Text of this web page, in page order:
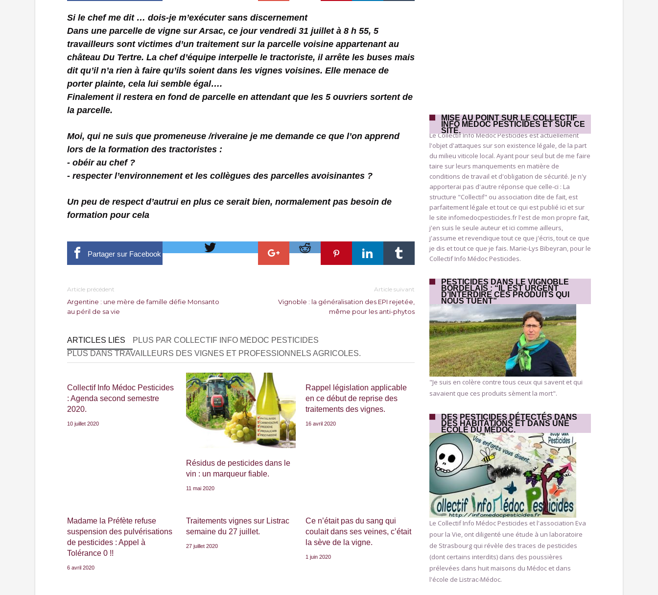
Si le chef me dit … dois-je m’exécuter sans discernement
Dans une parcelle de vigne sur Arsac, ce jour vendredi 31 juillet à 8 h 55, 5
travailleurs sont victimes d’un traitement sur la parcelle voisine appartenant au
château Du Tertre. La chef d’équipe interpelle le tractoriste, il arrête les buses mais
dit qu’il n’a rien à faire qu’ils soient dans les vignes voisines. Elle menace de
porter plainte, cela lui semble égal….
Finalement il restera en fond de parcelle en attendant que les 5 ouvriers sortent de
la parcelle.
Moi, qui ne suis que promeneuse /riveraine je me demande ce que l’on apprend
lors de la formation des tractoristes :
- obéir au chef ?
- respecter l’environnement et les collègues des parcelles avoisinantes ?
Un peu de respect d’autrui en plus ce serait bien, normalement pas besoin de
formation pour cela
Partager sur Facebook
Article précédent
Argentine : une mère de famille défie Monsanto
au péril de sa vie
Article suivant
Vignoble : la généralisation des EPI rejetée,
même pour les anti-phytos
ARTICLES LIÉS
PLUS PAR COLLECTIF INFO MÉDOC PESTICIDES
PLUS DANS TRAVAILLEURS DES VIGNES ET PROFESSIONNELS AGRICOLES.
Collectif Info Médoc Pesticides
: Agenda second semestre
2020.
10 juillet 2020
Résidus de pesticides dans le
vin : un marqueur fiable.
11 mai 2020
Rappel législation applicable
en ce début de reprise des
traitements des vignes.
16 avril 2020
Madame la Préfète refuse
suspension des pulvérisations
de pesticides : Appel à
Tolérance 0 !!
6 avril 2020
Traitements vignes sur Listrac
semaine du 27 juillet.
27 juillet 2020
Ce n’était pas du sang qui
coulait dans ses veines, c’était
la sève de la vigne.
1 juin 2020
MISE AU POINT SUR LE COLLECTIF
INFO MÉDOC PESTICIDES ET SUR CE
SITE.
Le Collectif Info Médoc Pesticides est actuellement
l'objet d'attaques sur son existence légale, de la part
du milieu viticole local. Ayant pour seul but de me faire
taire sur leurs manquements en matière de
conditions de travail et d'obligation de sécurité. Je n'y
apporterai pas d'autre réponse que celle-ci : La
structure "Collectif" ou association dite de fait, est
parfaitement légale et tout ce qui est publié ici et sur
le site infomedocpesticides.fr l'est de mon propre fait,
j'en suis le seule auteur et ici comme ailleurs,
j'assume et revendique tout ce que j'écris, tout ce que
je dis et tout ce que je fais. Marie-Lys Bibeyran, pour le
Collectif Info Médoc Pesticides.
PESTICIDES DANS LE VIGNOBLE
BORDELAIS : “IL EST URGENT
D’INTERDIRE CES PRODUITS QUI
NOUS TUENT”
"Je suis en colère contre tous ceux qui savent et qui
savaient que ces produits sèment la mort".
DES PESTICIDES DÉTECTÉS DANS
DES HABITATIONS ET DANS UNE
ÉCOLE DU MÉDOC.
Le Collectif Info Médoc Pesticides et l'association Eva
pour la Vie, ont diligenté une étude à un laboratoire
de Strasbourg qui révèle des traces de pesticides
(dont certains interdits) dans des poussières
prélevées dans huit maisons du Médoc et dans
l'école de Listrac-Médoc.